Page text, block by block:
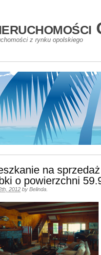
z rynku opolskiego
na
o powierzchni
2012 by Belinda